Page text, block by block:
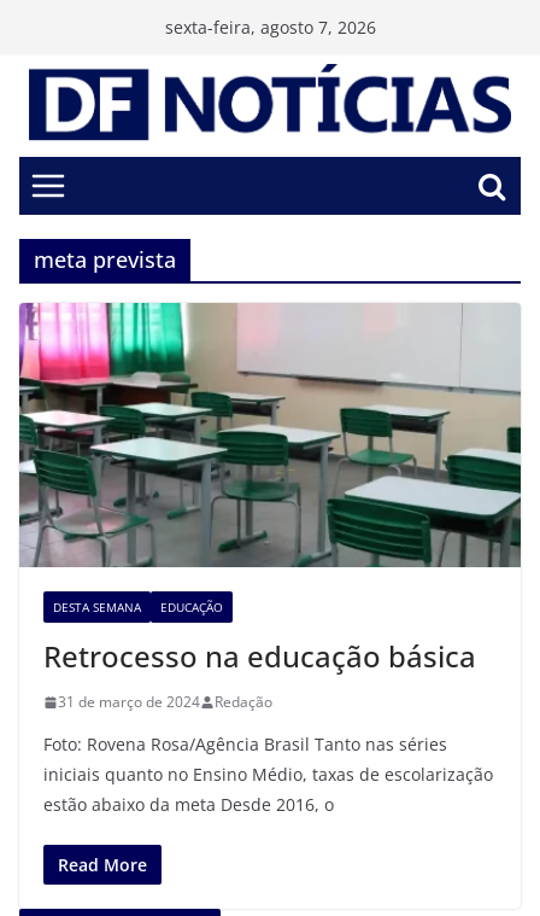
conteúdo
sexta-feira, agosto 7, 2026
meta prevista
DESTA SEMANA EDUCAÇÃO
Retrocesso na educação básica
31 de março de 2024 Redação
Foto: Rovena Rosa/Agência Brasil Tanto nas séries
iniciais quanto no Ensino Médio, taxas de escolarização
estão abaixo da meta Desde 2016, o
Read More